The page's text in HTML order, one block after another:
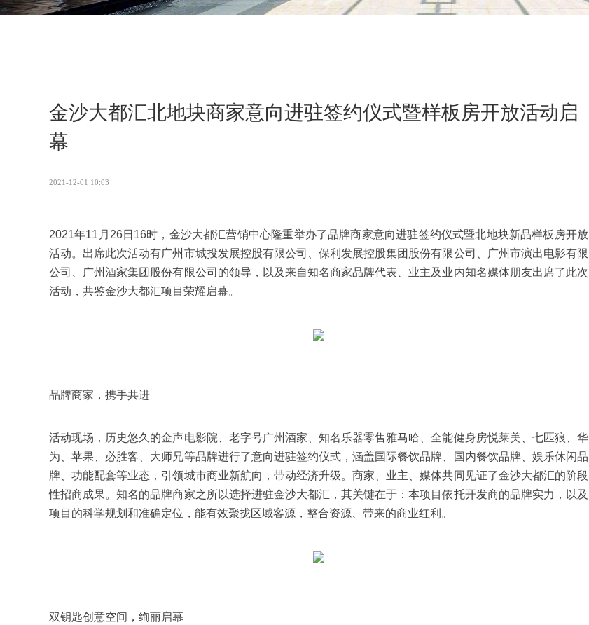
金沙大都汇北地块商家意向进驻签约仪式暨样板房开放活动启
幕
2021-12-01 10:03
2021年11月26日16时，金沙大都汇营销中心隆重举办了品牌商家意向进驻签约仪式暨北地块新品样板房开放
活动。出席此次活动有广州市城投发展控股有限公司、保利发展控股集团股份有限公司、广州市演出电影有限
公司、广州酒家集团股份有限公司的领导，以及来自知名商家品牌代表、业主及业内知名媒体朋友出席了此次
活动，共鉴金沙大都汇项目荣耀启幕。
品牌商家，携手共进
活动现场，历史悠久的金声电影院、老字号广州酒家、知名乐器零售雅马哈、全能健身房悦莱美、七匹狼、华
为、苹果、必胜客、大师兄等品牌进行了意向进驻签约仪式，涵盖国际餐饮品牌、国内餐饮品牌、娱乐休闲品
牌、功能配套等业态，引领城市商业新航向，带动经济升级。商家、业主、媒体共同见证了金沙大都汇的阶段
性招商成果。知名的品牌商家之所以选择进驻金沙大都汇，其关键在于：本项目依托开发商的品牌实力，以及
项目的科学规划和准确定位，能有效聚拢区域客源，整合资源、带来的商业红利。
双钥匙创意空间，绚丽启幕